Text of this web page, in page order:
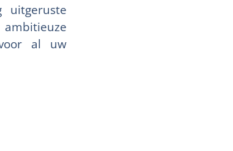
uitgeruste
al uw